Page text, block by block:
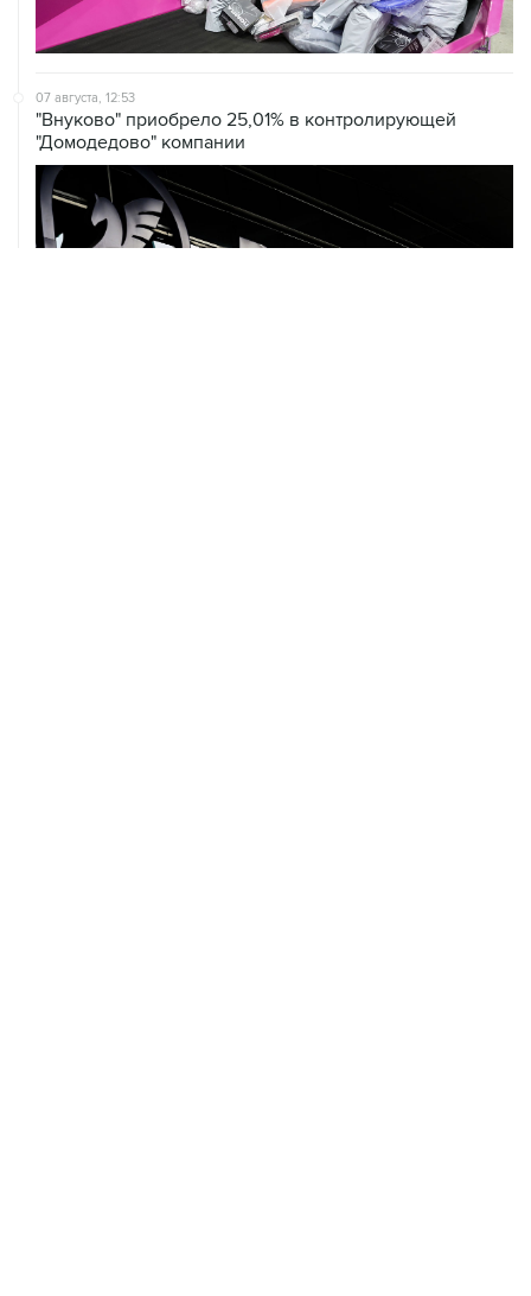
07 августа, 12:53
"Внуково" приобрело 25,01% в контролирующей
"Домодедово" компании